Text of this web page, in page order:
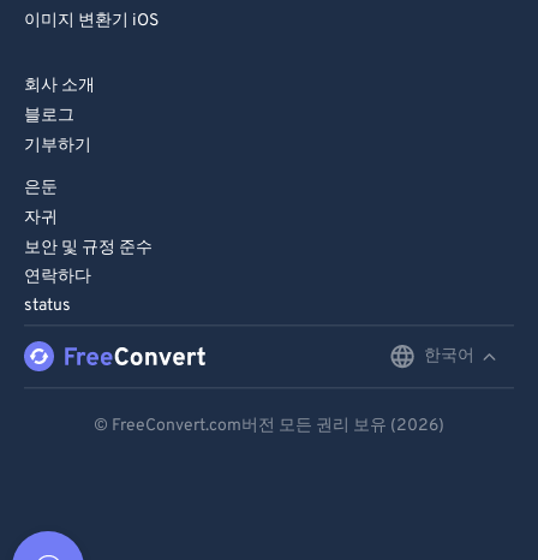
이미지 변환기 iOS
회사 소개
블로그
기부하기
은둔
자귀
보안 및 규정 준수
연락하다
status
한국어
© FreeConvert.com버전 모든 권리 보유 (2026)